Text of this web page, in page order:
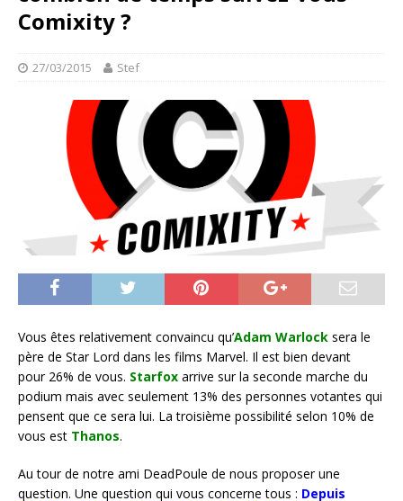
Comixity ?
27/03/2015 Stef
Vous êtes relativement convaincu qu’Adam Warlock sera le
père de Star Lord dans les films Marvel. Il est bien devant
pour 26% de vous. Starfox arrive sur la seconde marche du
podium mais avec seulement 13% des personnes votantes qui
pensent que ce sera lui. La troisième possibilité selon 10% de
vous est Thanos.
Au tour de notre ami DeadPoule de nous proposer une
question. Une question qui vous concerne tous : Depuis